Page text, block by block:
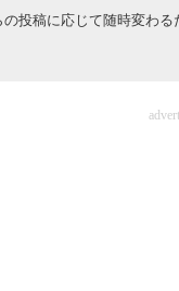
の投稿に応じて随時変わ